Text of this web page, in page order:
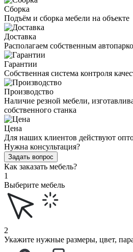
Сборка
Подъём и сборка мебели на объекте
Доставка
Располагаем собственным
Гарантии
Собственная система контроля
Производство
Наличие резной мебели,
собственного станка
Цена
Для наших клиентов действуют
Нужна консультация?
Задать вопрос
Как заказать мебель?
1
Выберите мебель
2
Укажите нужные размеры, цвет,